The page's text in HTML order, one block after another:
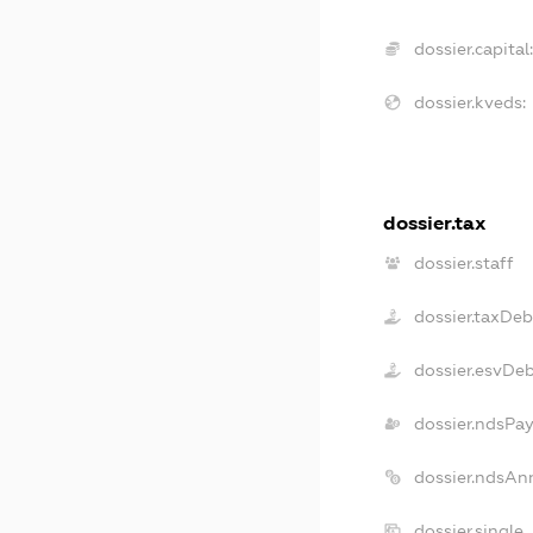
dossier.capital:
dossier.kveds:
dossier.tax
dossier.staff